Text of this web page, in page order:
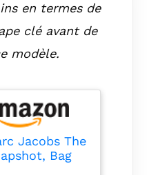
en termes de
clé avant de
modèle.
Jacobs The
Bag